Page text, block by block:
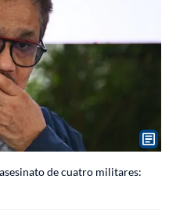
de cuatro militares: